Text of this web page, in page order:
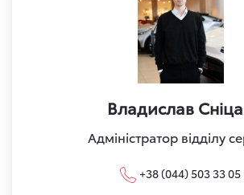
Владислав
Адміністратор відділу
+38 (044) 503 33 05